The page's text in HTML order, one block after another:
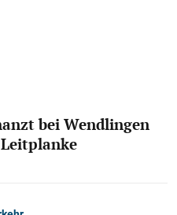
bei Wendlingen